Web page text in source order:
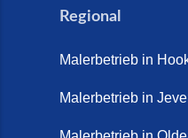
Regional
Malerbetrieb in
Malerbetrieb in